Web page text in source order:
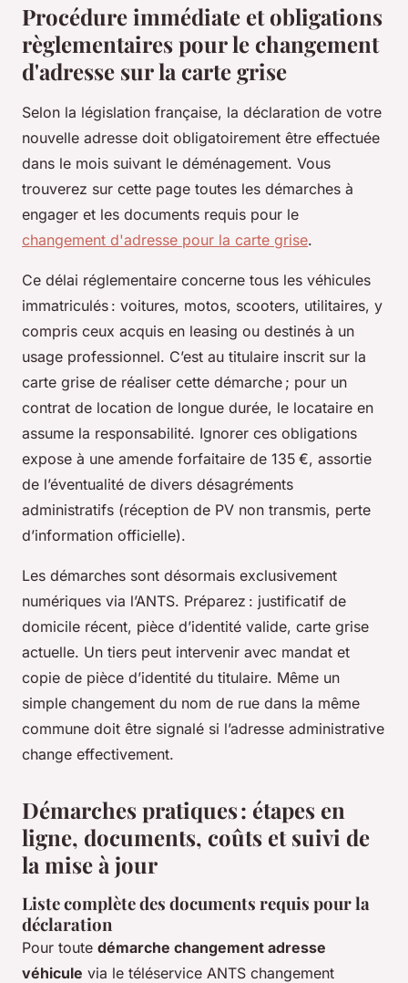
Procédure immédiate et obligations
règlementaires pour le changement
d'adresse sur la carte grise
Selon la législation française, la déclaration de votre
nouvelle adresse doit obligatoirement être effectuée
dans le mois suivant le déménagement. Vous
trouverez sur cette page toutes les démarches à
engager et les documents requis pour le
changement d'adresse pour la carte grise.
Ce délai réglementaire concerne tous les véhicules
immatriculés : voitures, motos, scooters, utilitaires, y
compris ceux acquis en leasing ou destinés à un
usage professionnel. C’est au titulaire inscrit sur la
carte grise de réaliser cette démarche ; pour un
contrat de location de longue durée, le locataire en
assume la responsabilité. Ignorer ces obligations
expose à une amende forfaitaire de 135 €, assortie
de l’éventualité de divers désagréments
administratifs (réception de PV non transmis, perte
d’information officielle).
Les démarches sont désormais exclusivement
numériques via l’ANTS. Préparez : justificatif de
domicile récent, pièce d’identité valide, carte grise
actuelle. Un tiers peut intervenir avec mandat et
copie de pièce d’identité du titulaire. Même un
simple changement du nom de rue dans la même
commune doit être signalé si l’adresse administrative
change effectivement.
Démarches pratiques : étapes en
ligne, documents, coûts et suivi de
la mise à jour
Liste complète des documents requis pour la
déclaration
Pour toute démarche changement adresse
véhicule via le téléservice ANTS changement